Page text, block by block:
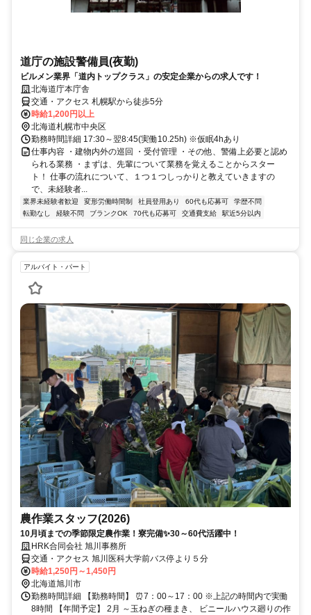
道庁の施設警備員(夜勤)
ビルメン業界「道内トップクラス」の安定企業からの求人です！
北海道庁本庁舎
交通・アクセス 札幌駅から徒歩5分
時給1,200円以上
北海道札幌市中央区
勤務時間詳細 17:30～翌8:45(実働10.25h) ※仮眠4hあり
仕事内容 ・建物内外の巡回 ・受付管理 ・その他、警備上必要と認め
られる業務 ・まずは、先輩について業務を覚えることからスター
ト！ 仕事の流れについて、１つ１つしっかりと教えていきますの
で、未経験者...
業界未経験者歓迎 変形労働時間制 社員登用あり 60代も応募可
学歴不問
転勤なし
経験不問 ブランクOK 70代も応募可 交通費支給 駅近5分以内
同じ企業の求人
アルバイト・パート
農作業スタッフ(2026)
10月頃までの季節限定農作業！寮完備✨30～60代活躍中！
HRK合同会社 旭川事務所
交通・アクセス 旭川医科大学前バス停より５分
時給1,250円～1,450円
北海道旭川市
勤務時間詳細 【勤務時間】 ⏰7：00～17：00 ※上記の時間内で実働
8時間 【年間予定】 2月 ～玉ねぎの種まき、 ビニールハウス廻りの作